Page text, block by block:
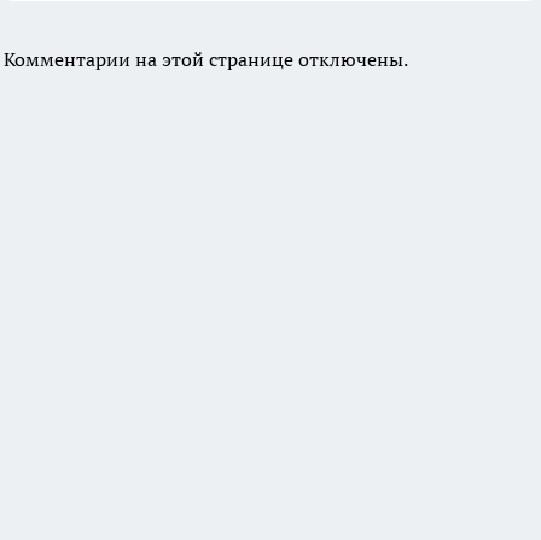
Комментарии на этой странице отключены.